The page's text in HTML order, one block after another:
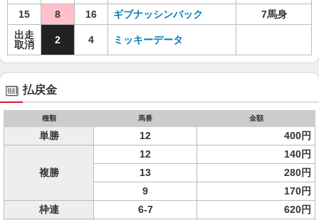
15
8 16 ギブナッシンバック
7馬身
出走
取消
2 4 ミッキーデータ
払戻金
種類 馬番 金額
単勝 12 400円
複勝
12
140円
13
280円
9
170円
枠連
6-7
620円